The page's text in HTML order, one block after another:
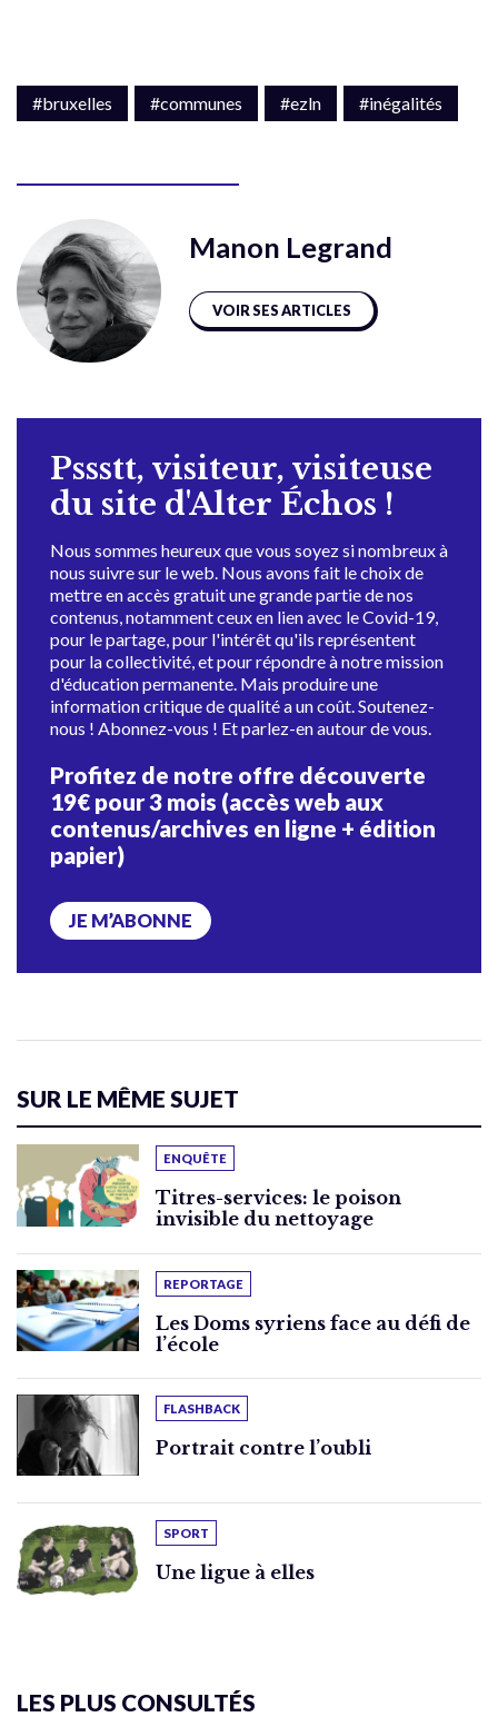
#bruxelles #communes #ezln #inégalités
Manon Legrand
VOIR SES ARTICLES
Pssstt, visiteur, visiteuse
du site d'Alter Échos !
Nous sommes heureux que vous soyez si nombreux à
nous suivre sur le web. Nous avons fait le choix de
mettre en accès gratuit une grande partie de nos
contenus, notamment ceux en lien avec le Covid-19,
pour le partage, pour l'intérêt qu'ils représentent
pour la collectivité, et pour répondre à notre mission
d'éducation permanente. Mais produire une
information critique de qualité a un coût. Soutenez-
nous ! Abonnez-vous ! Et parlez-en autour de vous.
Profitez de notre offre découverte
19€ pour 3 mois (accès web aux
contenus/archives en ligne + édition
papier)
JE M’ABONNE
SUR LE MÊME SUJET
ENQUÊTE
Titres-services: le poison
invisible du nettoyage
REPORTAGE
Les Doms syriens face au défi de
l’école
FLASHBACK
Portrait contre l’oubli
SPORT
Une ligue à elles
LES PLUS CONSULTÉS